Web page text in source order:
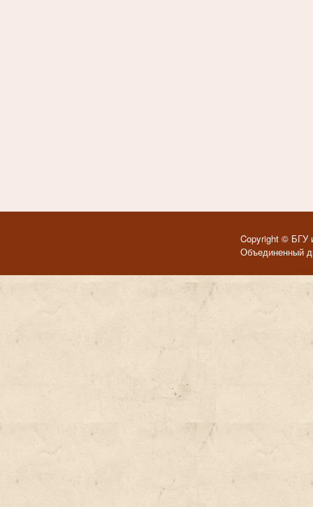
Copyright © БГУ
Объединенный